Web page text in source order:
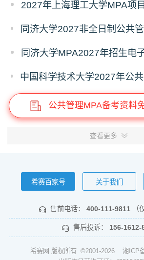
同济大学MPA2027年招生电
公共管理MPA备考资料
查看更多
希赛百家号 关于我们
售前电话： 400-111-9811 （
售后投诉： 156-1612-
希赛网 版权所有 ©2001-2026 湘ICP